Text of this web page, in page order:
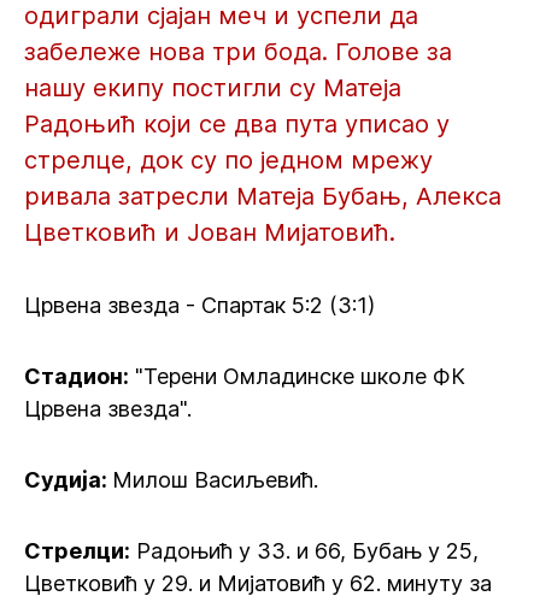
одиграли сјајан меч и успели да
забележе нова три бода. Голове за
нашу екипу постигли су Матеја
Радоњић који се два пута уписао у
стрелце, док су по једном мрежу
ривала затресли Матеја Бубањ, Алекса
Цветковић и Јован Мијатовић.
Црвена звезда - Спартак 5:2 (3:1)
Стадион: "Терени Омладинске школе ФК
Црвена звезда".
Судија: Милош Васиљевић.
Стрелци: Радоњић у 33. и 66, Бубањ у 25,
Цветковић у 29. и Мијатовић у 62. минуту за